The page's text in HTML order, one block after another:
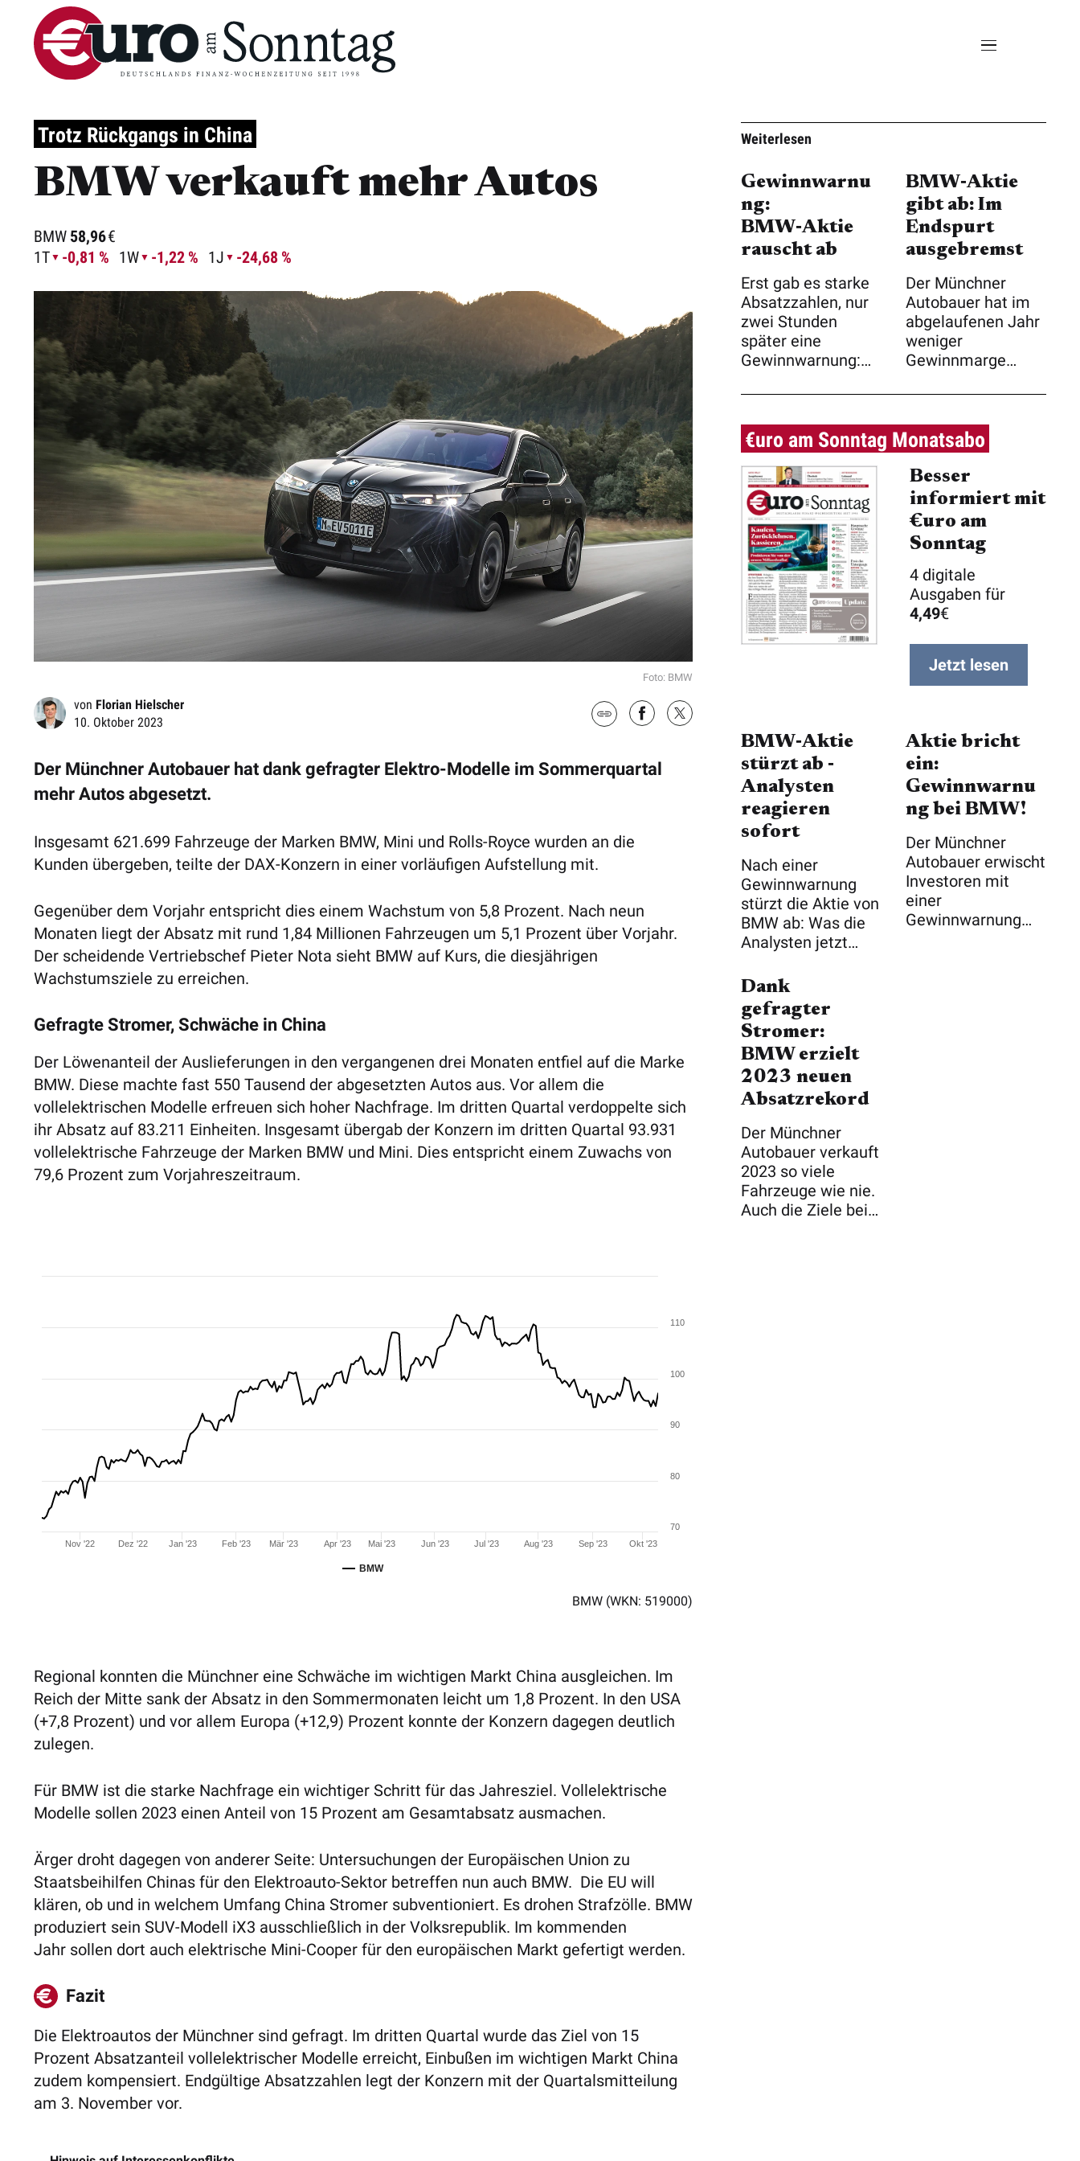
Trotz Rückgangs in China
BMW verkauft mehr Autos
BMW 58,96€
1T
-0,81 % 1W -1,22 % 1J -24,68 %
Foto: BMW
von Florian Hielscher
10. Oktober 2023
Der Münchner Autobauer hat dank gefragter Elektro-Modelle im Sommerquartal
mehr Autos abgesetzt.
Insgesamt 621.699 Fahrzeuge der Marken BMW, Mini und Rolls-Royce wurden an die
Kunden übergeben, teilte der DAX-Konzern in einer vorläufigen Aufstellung mit.
Gegenüber dem Vorjahr entspricht dies einem Wachstum von 5,8 Prozent. Nach neun
Monaten liegt der Absatz mit rund 1,84 Millionen Fahrzeugen um 5,1 Prozent über Vorjahr.
Der scheidende Vertriebschef Pieter Nota sieht BMW auf Kurs, die diesjährigen
Wachstumsziele zu erreichen.
Gefragte Stromer, Schwäche in China
Der Löwenanteil der Auslieferungen in den vergangenen drei Monaten entfiel auf die Marke
BMW. Diese machte fast 550 Tausend der abgesetzten Autos aus. Vor allem die
vollelektrischen Modelle erfreuen sich hoher Nachfrage. Im dritten Quartal verdoppelte sich
ihr Absatz auf 83.211 Einheiten. Insgesamt übergab der Konzern im dritten Quartal 93.931
vollelektrische Fahrzeuge der Marken BMW und Mini. Dies entspricht einem Zuwachs von
79,6 Prozent zum Vorjahreszeitraum.
BMW
Nov '22 Dez '22 Jan '23 Feb '23 Mär '23 Apr '23 Mai '23 Jun '23 Jul '23 Aug '23 Sep '23 Okt '23
70
80
90
100
110
BMW (WKN: 519000)
Regional konnten die Münchner eine Schwäche im wichtigen Markt China ausgleichen. Im
Reich der Mitte sank der Absatz in den Sommermonaten leicht um 1,8 Prozent. In den USA
(+7,8 Prozent) und vor allem Europa (+12,9) Prozent konnte der Konzern dagegen deutlich
zulegen.
Für BMW ist die starke Nachfrage ein wichtiger Schritt für das Jahresziel. Vollelektrische
Modelle sollen 2023 einen Anteil von 15 Prozent am Gesamtabsatz ausmachen.
Ärger droht dagegen von anderer Seite: Untersuchungen der Europäischen Union zu
Staatsbeihilfen Chinas für den Elektroauto-Sektor betreffen nun auch BMW. Die EU will
klären, ob und in welchem Umfang China Stromer subventioniert. Es drohen Strafzölle. BMW
produziert sein SUV-Modell iX3 ausschließlich in der Volksrepublik. Im kommenden
Jahr sollen dort auch elektrische Mini-Cooper für den europäischen Markt gefertigt werden.
Fazit
Die Elektroautos der Münchner sind gefragt. Im dritten Quartal wurde das Ziel von 15
Prozent Absatzanteil vollelektrischer Modelle erreicht, Einbußen im wichtigen Markt China
zudem kompensiert. Endgültige Absatzzahlen legt der Konzern mit der Quartalsmitteilung
am 3. November vor.
Weiterlesen
Gewinnwarnu
ng:
BMW‑Aktie
rauscht ab
Erst gab es starke
Absatzzahlen, nur
zwei Stunden
später eine
Gewinnwarnung:
Anleger ...
BMW‑Aktie
gibt ab: Im
Endspurt
ausgebremst
Der Münchner
Autobauer hat im
abgelaufenen Jahr
weniger
Gewinnmarge
als erhofft ...
€uro am Sonntag Monatsabo
Besser
informiert mit
€uro am
Sonntag
4 digitale
Ausgaben für
4,49€
Jetzt lesen
BMW‑Aktie
stürzt ab ‑
Analysten
reagieren
sofort
Nach einer
Gewinnwarnung
stürzt die Aktie von
BMW ab: Was die
Analysten jetzt
Aktie bricht
ein:
Gewinnwarnu
ng bei BMW!
Der Münchner
Autobauer erwischt
Investoren mit
einer
Gewinnwarnung
Dank
gefragter
Stromer:
BMW erzielt
2023 neuen
Absatzrekord
Der Münchner
Autobauer verkauft
2023 so viele
Fahrzeuge wie nie.
Auch die Ziele bei